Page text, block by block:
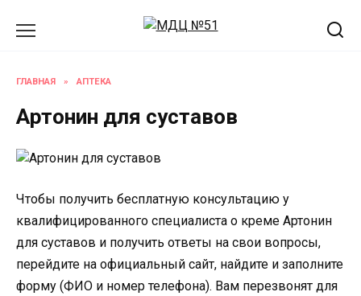
ГЛАВНАЯ » АПТЕКА
Артонин для суставов
Чтобы получить бесплатную консультацию у
квалифицированного специалиста о креме Артонин
для суставов и получить ответы на свои вопросы,
перейдите на официальный сайт, найдите и заполните
форму (ФИО и номер телефона). Вам перезвонят для